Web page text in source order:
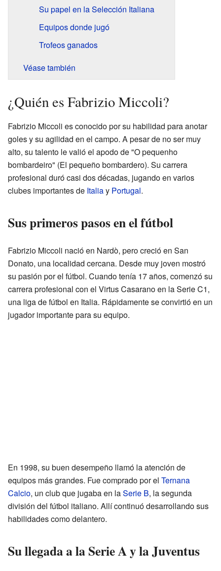
Su papel en la Selección Italiana
Equipos donde jugó
Trofeos ganados
Véase también
¿Quién es Fabrizio Miccoli?
Fabrizio Miccoli es conocido por su habilidad para anotar
goles y su agilidad en el campo. A pesar de no ser muy
alto, su talento le valió el apodo de "O pequenho
bombardeiro" (El pequeño bombardero). Su carrera
profesional duró casi dos décadas, jugando en varios
clubes importantes de Italiay Portugal.
Sus primeros pasos en el fútbol
Fabrizio Miccoli nació en Nardò, pero creció en San
Donato, una localidad cercana. Desde muy joven mostró
su pasión por el fútbol. Cuando tenía 17 años, comenzó su
carrera profesional con el Virtus Casarano en la Serie C1,
una liga de fútbol en Italia. Rápidamente se convirtió en un
jugador importante para su equipo.
En 1998, su buen desempeño llamó la atención de
equipos más grandes. Fue comprado por el Ternana
Calcio, un club que jugaba en laSerie B, la segunda
división del fútbol italiano. Allí continuó desarrollando sus
habilidades como delantero.
Su llegada a la Serie A y la Juventus